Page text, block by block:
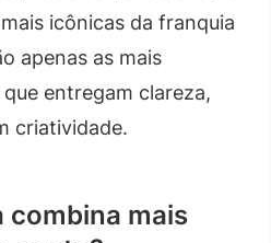
icônicas da franquia
apenas as mais
entregam clareza,
criatividade.
combina mais